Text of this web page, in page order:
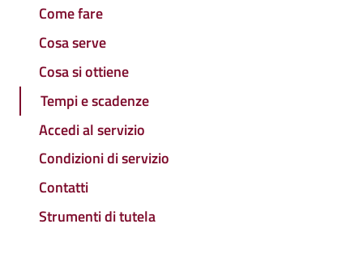
Come fare
Cosa serve
Cosa si ottiene
Tempi e scadenze
Accedi al servizio
Condizioni di servizio
Contatti
Strumenti di tutela